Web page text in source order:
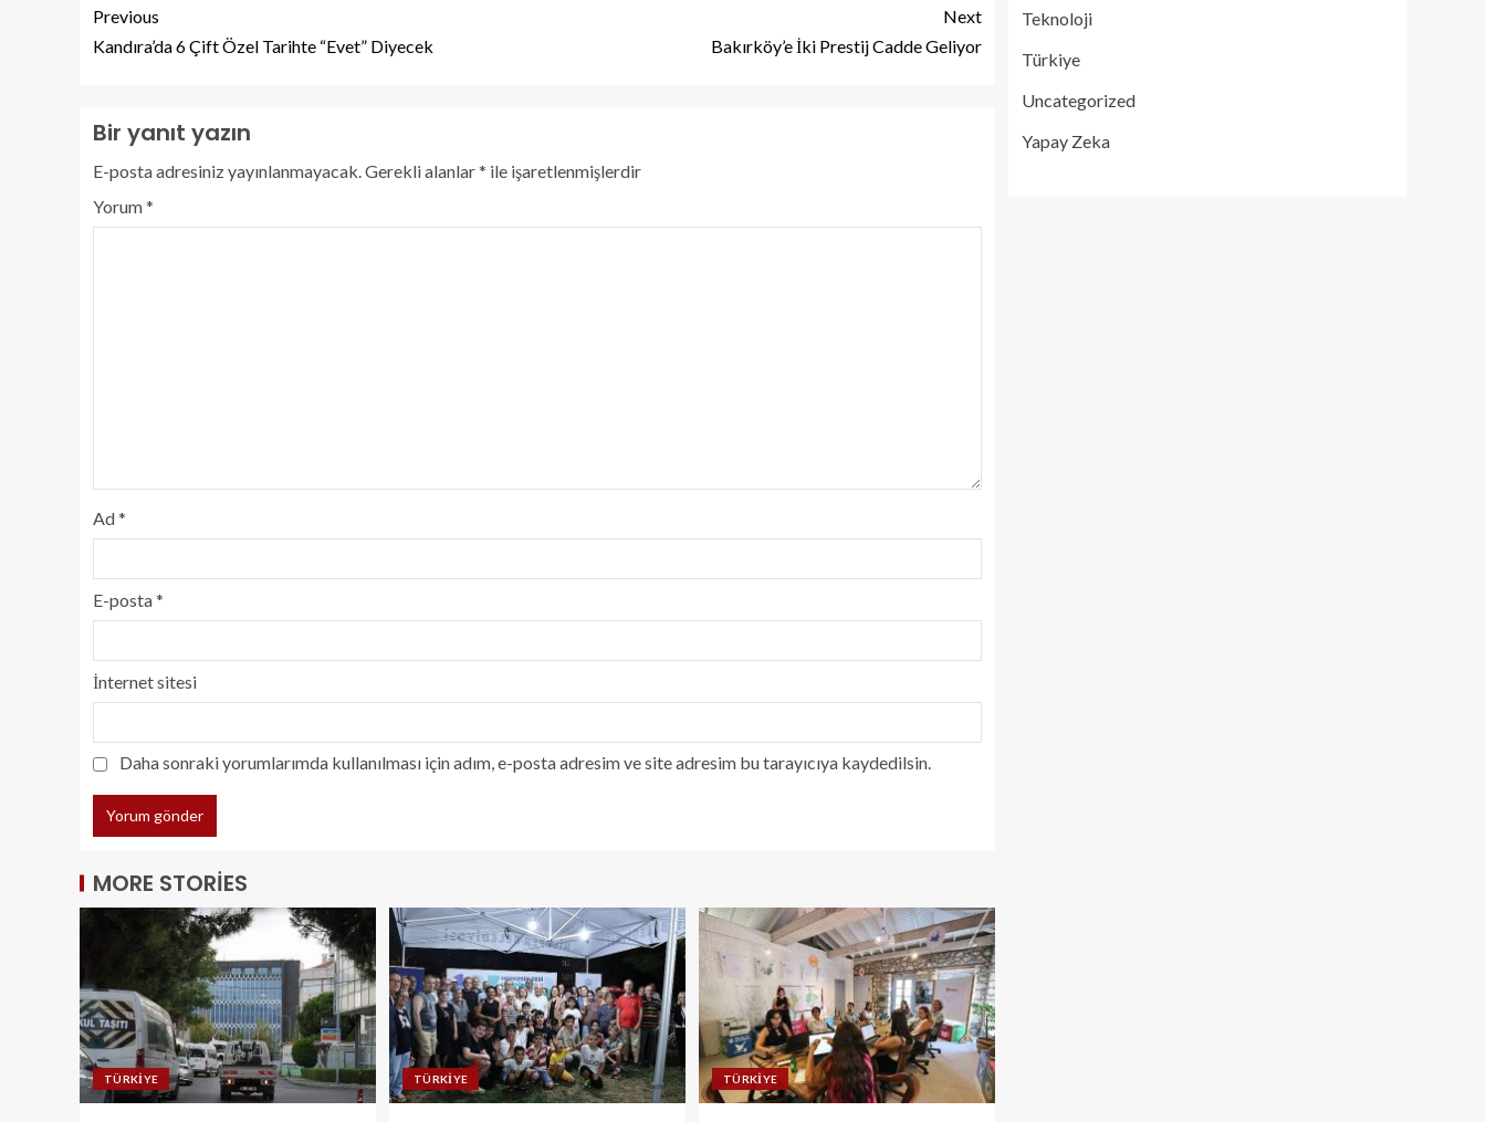
Previous
Kandıra’da 6 Çift Özel Tarihte “Evet” Diyecek
Next
Bakırköy’e İki Prestij Cadde Geliyor
Bir yanıt yazın
E-posta adresiniz yayınlanmayacak.Gerekli alanlar* ile işaretlenmişlerdir
Yorum*
Ad*
E-posta*
İnternet sitesi
Daha sonraki yorumlarımda kullanılması için adım, e-posta adresim ve site adresim bu tarayıcıya kaydedilsin.
MORE STORIES
TÜRKIYE TÜRKIYE TÜRKIYE
Teknoloji
Türkiye
Uncategorized
Yapay Zeka